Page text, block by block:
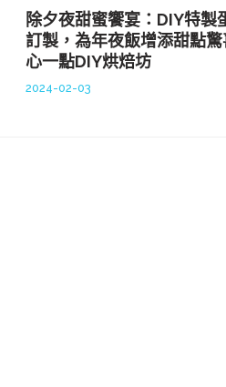
除夕夜甜蜜饗宴：DIY特製
訂製，為年夜飯增添甜點
心一點DIY烘焙坊
2024-02-03